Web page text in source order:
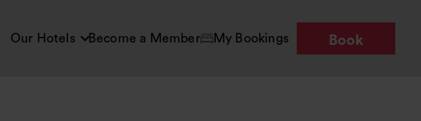
Our Hotels Become a Member My Bookings Book